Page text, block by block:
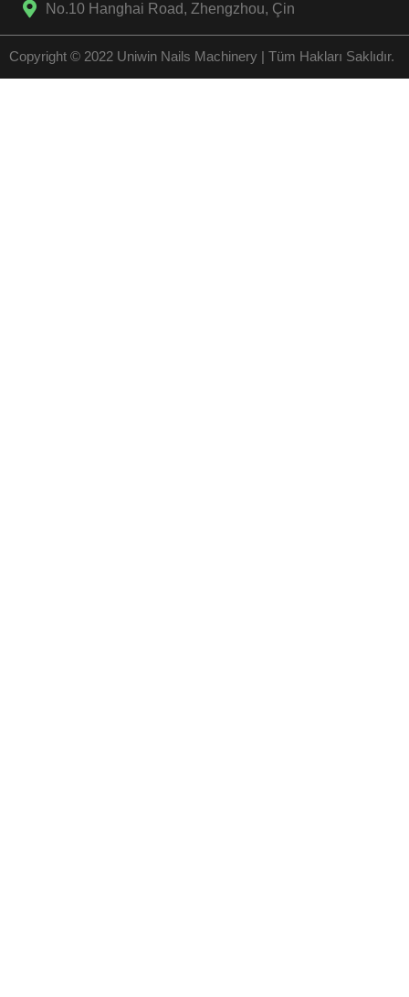
No.10 Hanghai Road, Zhengzhou, Çin
Copyright © 2022 Uniwin Nails Machinery | Tüm Hakları Saklıdır.